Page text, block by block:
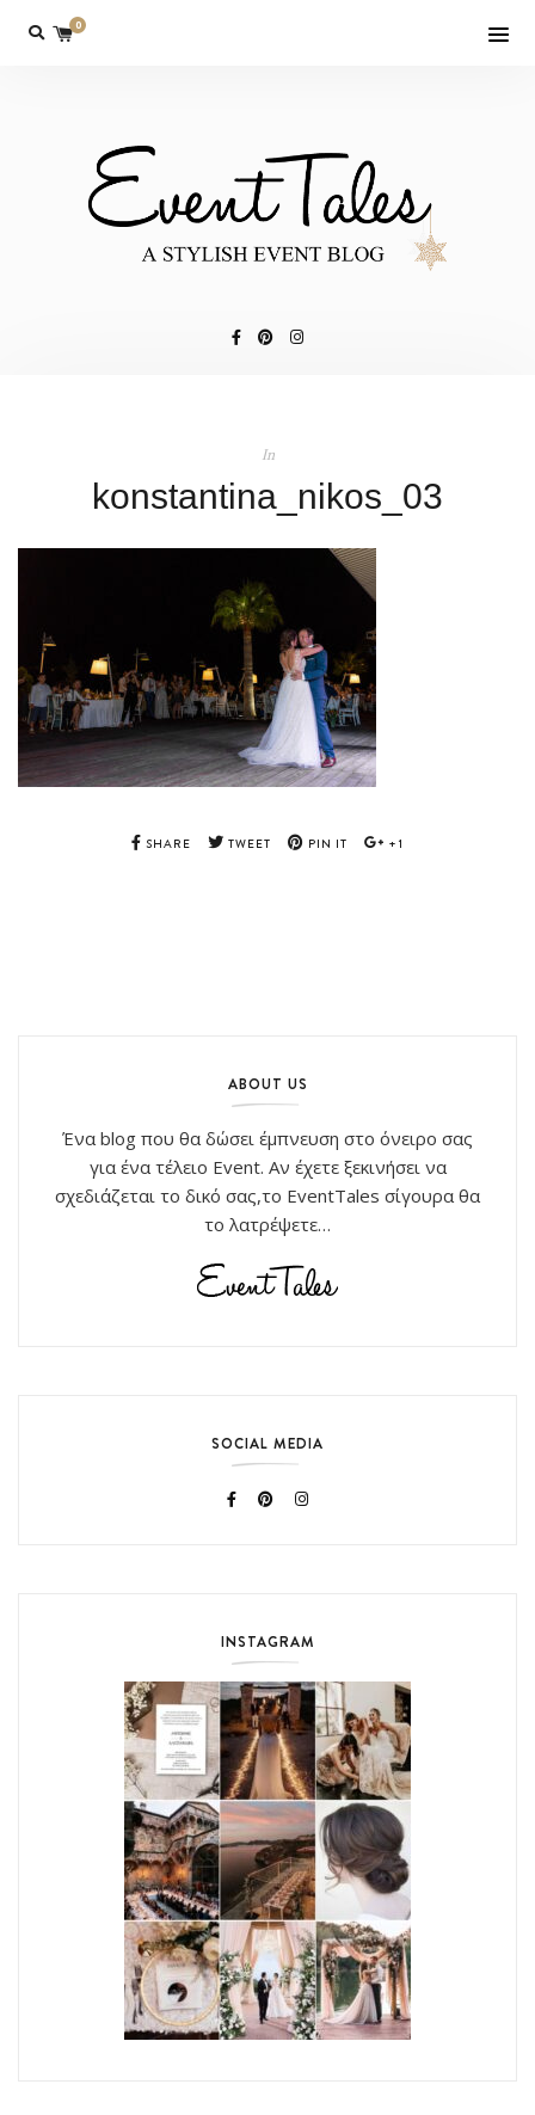
0
In
konstantina_nikos_03
SHARE TWEET PIN IT +1
ABOUT US
Ένα blog που θα δώσει έμπνευση στο όνειρο σας
για ένα τέλειο Event. Αν έχετε ξεκινήσει να
σχεδιάζεται το δικό σας,το EventTales σίγουρα θα
το λατρέψετε…
SOCIAL MEDIA
INSTAGRAM